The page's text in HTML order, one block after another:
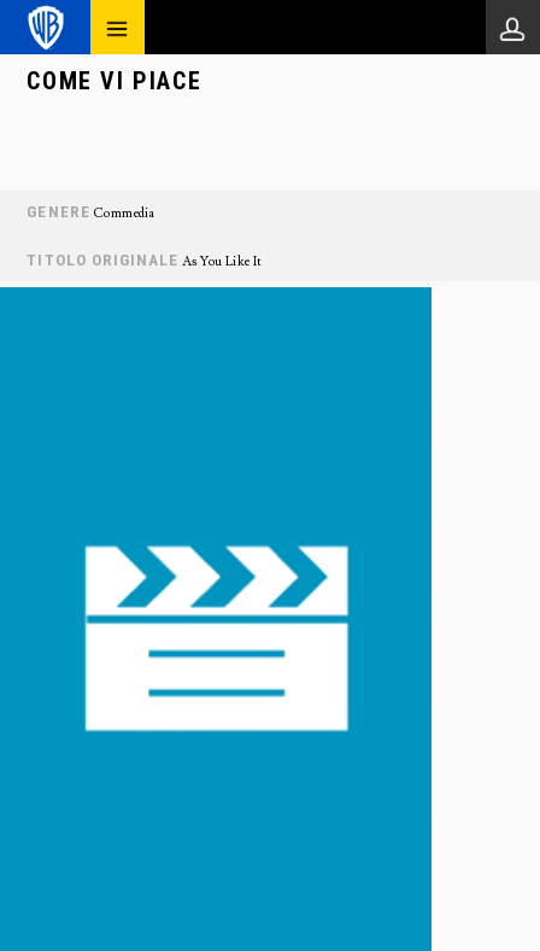
COME VI PIACE
GENERE Commedia
TITOLO ORIGINALE As You Like It